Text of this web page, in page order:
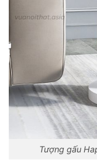
Tượng gấu